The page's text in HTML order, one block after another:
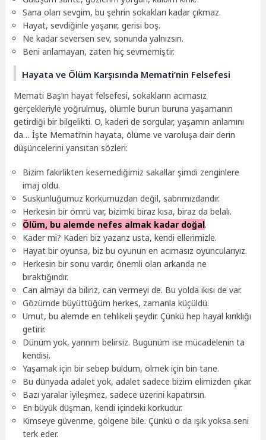
Sana olan sevgim, bu şehrin sokakları kadar çıkmaz.
Hayat, sevdiğinle yaşanır, gerisi boş.
Ne kadar seversen sev, sonunda yalnızsın.
Beni anlamayan, zaten hiç sevmemiştir.
Hayata ve Ölüm Karşısında Memati’nin Felsefesi
Memati Baş’ın hayat felsefesi, sokakların acımasız
gerçekleriyle yoğrulmuş, ölümle burun buruna yaşamanın
getirdiği bir bilgelikti. O, kaderi de sorgular, yaşamın anlamını
da… İşte Memati’nin hayata, ölüme ve varoluşa dair derin
düşüncelerini yansıtan sözleri:
Bizim fakirlikten kesemediğimiz sakallar şimdi zenginlere
imaj oldu.
Suskunluğumuz korkumuzdan değil, sabrımızdandır.
Herkesin bir ömrü var, bizimki biraz kısa, biraz da belalı.
Ölüm, bu alemde nefes almak kadar doğal.
Kader mi? Kaderi biz yazarız usta, kendi ellerimizle.
Hayat bir oyunsa, biz bu oyunun en acımasız oyuncularıyız.
Herkesin bir sonu vardır, önemli olan arkanda ne
bıraktığındır.
Can almayı da biliriz, can vermeyi de. Bu yolda ikisi de var.
Gözümde büyüttüğüm herkes, zamanla küçüldü.
Umut, bu alemde en tehlikeli şeydir. Çünkü hep hayal kırıklığı
getirir.
Dünüm yok, yarınım belirsiz. Bugünüm ise mücadelenin ta
kendisi.
Yaşamak için bir sebep buldum, ölmek için bin tane.
Bu dünyada adalet yok, adalet sadece bizim elimizden çıkar.
Bazı yaralar iyileşmez, sadece üzerini kapatırsın.
En büyük düşman, kendi içindeki korkudur.
Kimseye güvenme, gölgene bile. Çünkü o da ışık yoksa seni
terk eder.